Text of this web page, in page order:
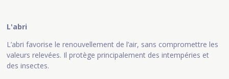
L'abri
L’abri favorise le renouvellement de l’air, sans compromettre les
valeurs relevées. Il protège principalement des intempéries et
des insectes.